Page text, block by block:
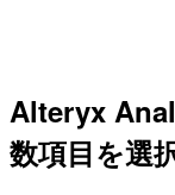
Alteryx
数項目を選